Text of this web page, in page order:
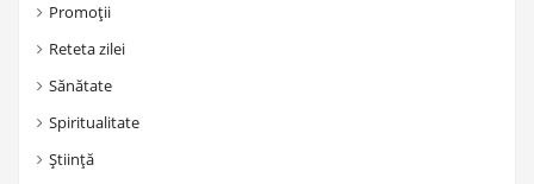
Promoții
Reteta zilei
Sănătate
Spiritualitate
Știință